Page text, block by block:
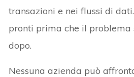
transazioni e nei flussi di
pronti prima che il problema
dopo.
Nessuna azienda può